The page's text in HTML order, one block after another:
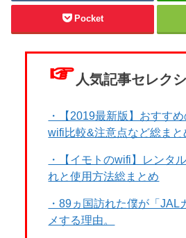
Pocket
☞人気記事セレク
・【2019最新版】おすす
wifi比較&注意点など総まと
・【イモトのwifi】レンタ
れと使用方法総まとめ
・89ヵ国訪れた僕が「JAL
メする理由。